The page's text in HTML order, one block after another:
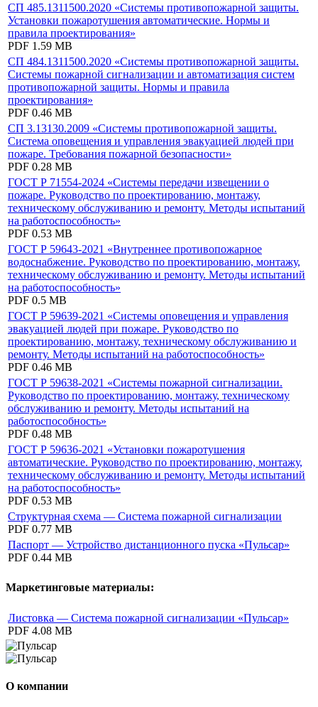
СП 485.1311500.2020 «Системы противопожарной защиты.
Установки пожаротушения автоматические. Нормы и
правила проектирования»
PDF 1.59 MB
СП 484.1311500.2020 «Системы противопожарной защиты.
Системы пожарной сигнализации и автоматизация систем
противопожарной защиты. Нормы и правила
проектирования»
PDF 0.46 MB
СП 3.13130.2009 «Системы противопожарной защиты.
Система оповещения и управления эвакуацией людей при
пожаре. Требования пожарной безопасности»
PDF 0.28 MB
ГОСТ Р 71554-2024 «Системы передачи извещении о
пожаре. Руководство по проектированию, монтажу,
техническому обслуживанию и ремонту. Методы испытаний
на работоспособность»
PDF 0.53 MB
ГОСТ Р 59643-2021 «Внутреннее противопожарное
водоснабжение. Руководство по проектированию, монтажу,
техническому обслуживанию и ремонту. Методы испытаний
на работоспособность»
PDF 0.5 MB
ГОСТ Р 59639-2021 «Системы оповещения и управления
эвакуацией людей при пожаре. Руководство по
проектированию, монтажу, техническому обслуживанию и
ремонту. Методы испытаний на работоспособность»
PDF 0.46 MB
ГОСТ Р 59638-2021 «Системы пожарной сигнализации.
Руководство по проектированию, монтажу, техническому
обслуживанию и ремонту. Методы испытаний на
работоспособность»
PDF 0.48 MB
ГОСТ Р 59636-2021 «Установки пожаротушения
автоматические. Руководство по проектированию, монтажу,
техническому обслуживанию и ремонту. Методы испытаний
на работоспособность»
PDF 0.53 MB
Структурная схема — Система пожарной сигнализации
PDF 0.77 MB
Паспорт — Устройство дистанционного пуска «Пульсар»
PDF 0.44 MB
Маркетинговые материалы:
Листовка — Система пожарной сигнализации «Пульсар»
PDF 4.08 MB
О компании